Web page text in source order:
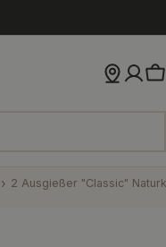
2 Ausgießer "Classic"